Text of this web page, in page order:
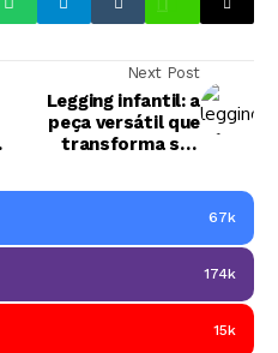
Next Post
Legging infantil: a
peça versátil que
transforma seu
67k
174k
15k